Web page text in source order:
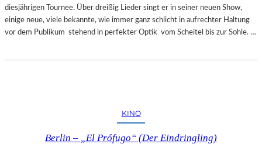
diesjährigen Tournee. Über dreißig Lieder singt er in seiner neuen Show,
einige neue, viele bekannte, wie immer ganz schlicht in aufrechter Haltung
vor dem Publikum stehend in perfekter Optik vom Scheitel bis zur Sohle. …
KINO
Berlin – „El Prófugo“ (Der Eindringling)